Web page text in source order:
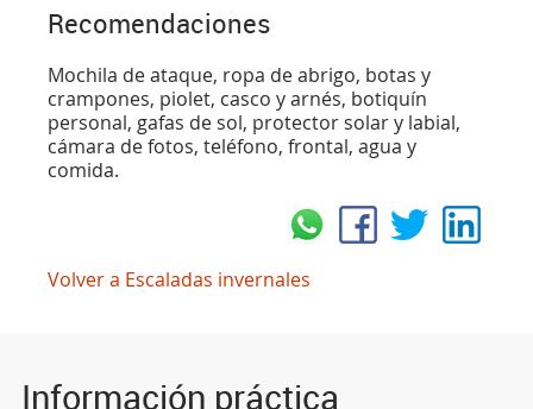
Recomendaciones
Mochila de ataque, ropa de abrigo, botas y
crampones, piolet, casco y arnés, botiquín
personal, gafas de sol, protector solar y labial,
cámara de fotos, teléfono, frontal, agua y
comida.
Volver a Escaladas invernales
Información práctica